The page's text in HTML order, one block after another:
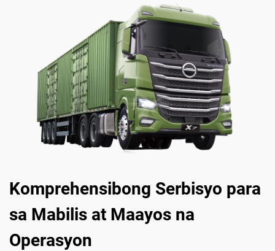
Komprehensibong Serbisyo para
sa Mabilis at Maayos na
Operasyon